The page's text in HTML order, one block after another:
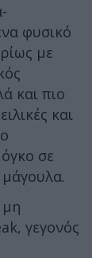
φυσικό
με
και πιο
και
σε
γεγονός